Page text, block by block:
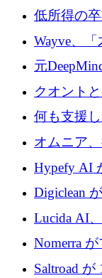
大に
低所得の
るために
Wayve、
8,500万ド
元
ントを拡
記録を獲得
クオント
テックの
何も支援
ルの資金
オムニア
するため
Hypefy AI
ンペーン
720 万ド
Digiclean
めに 250
Lucida AI
ドラウンド
Nomerra
動化する
Saltroad